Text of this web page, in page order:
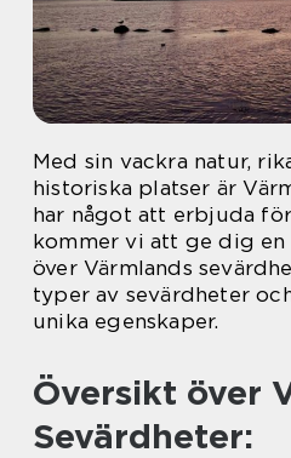
Med sin vackra natur,
historiska platser är
har något att erbjuda
kommer vi att ge dig
över Värmlands
typer av sevärdheter
unika egenskaper.
Översikt över
Sevärdheter: